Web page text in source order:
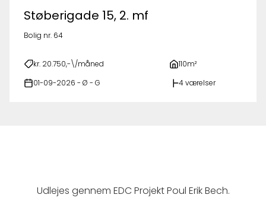
Støberigade 15, 2. mf
Bolig nr. 64
kr. 20.750,-\/måned 110m²
01-09-2026 - Ø - G 4 værelser
Udlejes gennem EDC Projekt Poul Erik Bech.